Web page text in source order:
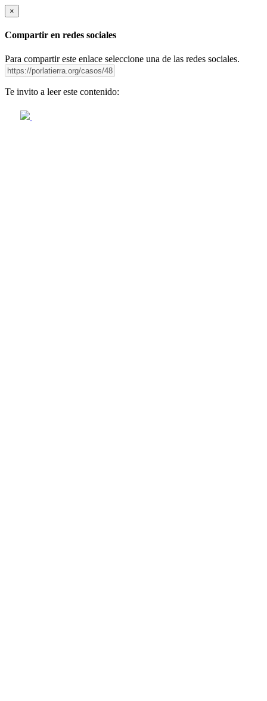
×
Compartir en redes sociales
Para compartir este enlace seleccione una de las redes sociales.
Te invito a leer este contenido: